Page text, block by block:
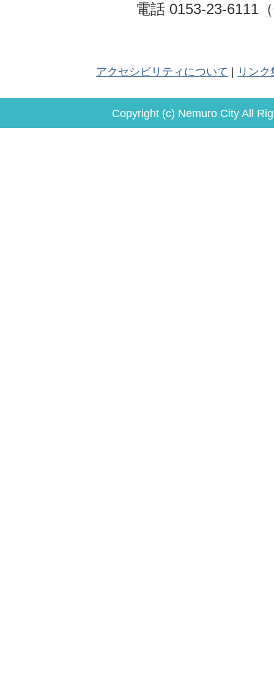
電話 0153-23-6111
アクセシビリティについて リンク
Copyright (c) Nemuro City All